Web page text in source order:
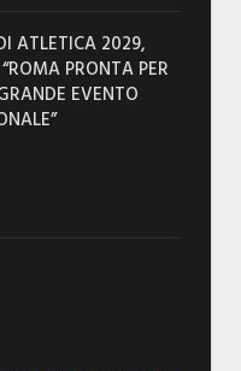
ATLETICA 2029,
PRONTA PER
EVENTO